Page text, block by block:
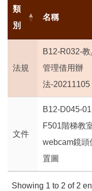
類
別
名稱
法規
B12-R032-教
管理借用辦
法-20211105
文件
B12-D045-
F501階梯教
webcam鏡頭
置圖
Showing 1 to 2 of 2